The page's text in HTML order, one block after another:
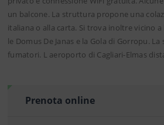
un balcone. La struttura propone una
italiana o alla carta. Si trova inoltre vicino
le Domus De Janas e la Gola di Gorropu.
fumatori. L aeroporto di Cagliari-Elmas
Prenota online